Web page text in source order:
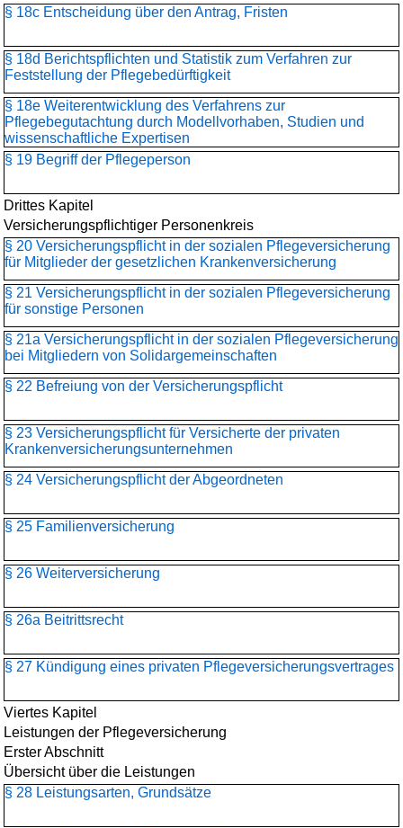
§ 18c Entscheidung über den Antrag, Fristen
§ 18d Berichtspflichten und Statistik zum Verfahren zur
Feststellung der Pflegebedürftigkeit
§ 18e Weiterentwicklung des Verfahrens zur
Pflegebegutachtung durch Modellvorhaben, Studien und
wissenschaftliche Expertisen
§ 19 Begriff der Pflegeperson
Drittes Kapitel
Versicherungspflichtiger Personenkreis
§ 20 Versicherungspflicht in der sozialen Pflegeversicherung
für Mitglieder der gesetzlichen Krankenversicherung
§ 21 Versicherungspflicht in der sozialen Pflegeversicherung
für sonstige Personen
§ 21a Versicherungspflicht in der sozialen Pflegeversicherung
bei Mitgliedern von Solidargemeinschaften
§ 22 Befreiung von der Versicherungspflicht
§ 23 Versicherungspflicht für Versicherte der privaten
Krankenversicherungs­unternehmen
§ 24 Versicherungspflicht der Abgeordneten
§ 25 Familienversicherung
§ 26 Weiterversicherung
§ 26a Beitrittsrecht
§ 27 Kündigung eines privaten Pflegeversicherungsvertrages
Viertes Kapitel
Leistungen der Pflegeversicherung
Erster Abschnitt
Übersicht über die Leistungen
§ 28 Leistungsarten, Grundsätze